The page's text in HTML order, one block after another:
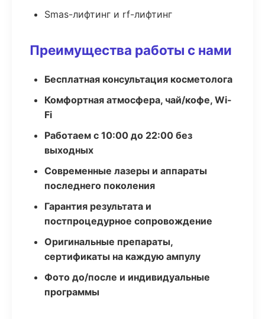
Smas-лифтинг и rf-лифтинг
Преимущества работы с нами
Бесплатная консультация косметолога
Комфортная атмосфера, чай/кофе, Wi-
Fi
Работаем с 10:00 до 22:00 без
выходных
Современные лазеры и аппараты
последнего поколения
Гарантия результата и
постпроцедурное сопровождение
Оригинальные препараты,
сертификаты на каждую ампулу
Фото до/после и индивидуальные
программы